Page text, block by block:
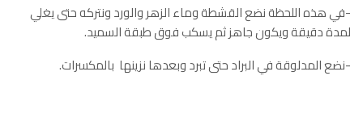
-في هذه اللحظة نضع القشطة وماء الزهر والورد ونتركه حتى يغلي
لمدة دقيقة ويكون جاهز ثم يسكب فوق طبقة السميد.
-نضع المدلوقة في البراد حتى تبرد وبعدها نزينها بالمكسرات.